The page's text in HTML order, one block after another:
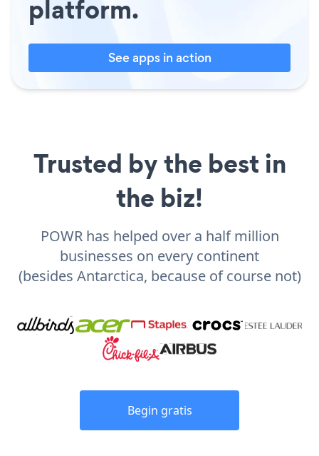
platform.
See apps in action
Trusted by the best in
the biz!
POWR has helped over a half million
businesses on every continent
(besides Antarctica, because of course not)
Begin gratis